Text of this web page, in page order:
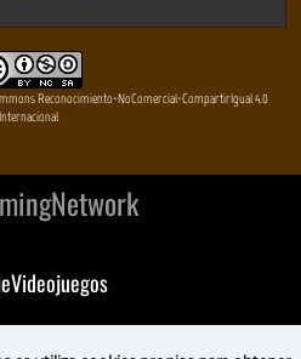
Reconocimiento-NoComercial-CompartirIgual 4.0
Internacional